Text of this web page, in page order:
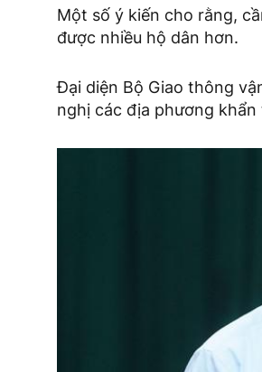
Một số ý kiến cho rằng,
được nhiều hộ dân hơn.
Đại diện Bộ Giao thông
nghị các địa phương